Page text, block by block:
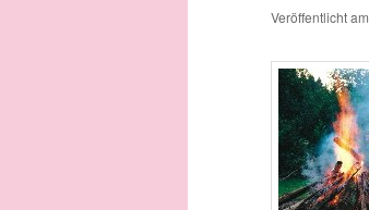
Veröffentlicht am